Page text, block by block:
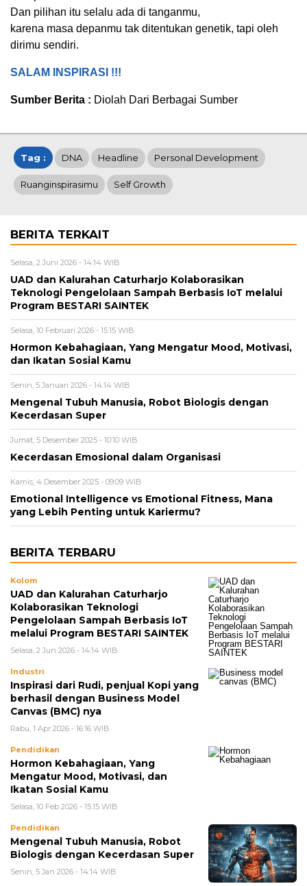
Dan pilihan itu selalu ada di tanganmu,
karena masa depanmu tak ditentukan genetik, tapi oleh
dirimu sendiri.
SALAM INSPIRASI !!!
Sumber Berita : Diolah Dari Berbagai Sumber
Tag : DNA Headline Personal Development
Ruanginspirasimu Self Growth
BERITA TERKAIT
Selasa, 2 Juni 2026 - 14:14 WIB
UAD dan Kalurahan Caturharjo Kolaborasikan
Teknologi Pengelolaan Sampah Berbasis IoT melalui
Program BESTARI SAINTEK
Selasa, 10 Februari 2026 - 15:15 WIB
Hormon Kebahagiaan, Yang Mengatur Mood, Motivasi,
dan Ikatan Sosial Kamu
Senin, 5 Januari 2026 - 14:14 WIB
Mengenal Tubuh Manusia, Robot Biologis dengan
Kecerdasan Super
Jumat, 5 Desember 2025 - 10:10 WIB
Kecerdasan Emosional dalam Organisasi
Kamis, 4 Desember 2025 - 09:09 WIB
Emotional Intelligence vs Emotional Fitness, Mana
yang Lebih Penting untuk Kariermu?
BERITA TERBARU
Kolom
UAD dan Kalurahan Caturharjo
Kolaborasikan Teknologi
Pengelolaan Sampah Berbasis IoT
melalui Program BESTARI SAINTEK
Selasa, 2 Jun 2026 - 14:14 WIB
Industri
Inspirasi dari Rudi, penjual Kopi yang
berhasil dengan Business Model
Canvas (BMC) nya
Rabu, 1 Apr 2026 - 16:16 WIB
Pendidikan
Hormon Kebahagiaan, Yang
Mengatur Mood, Motivasi, dan
Ikatan Sosial Kamu
Selasa, 10 Feb 2026 - 15:15 WIB
Pendidikan
Mengenal Tubuh Manusia, Robot
Biologis dengan Kecerdasan Super
Senin, 5 Jan 2026 - 14:14 WIB